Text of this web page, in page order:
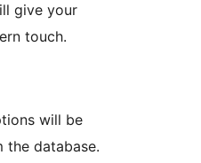
give your
touch.
will be
the database.